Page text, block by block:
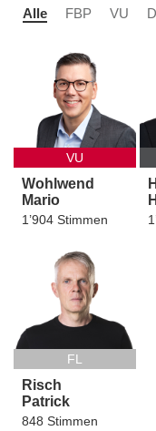
Alle FBP VU
VU
Wohlwend
Mario
1’904 Stimmen
FL
Risch
Patrick
848 Stimmen